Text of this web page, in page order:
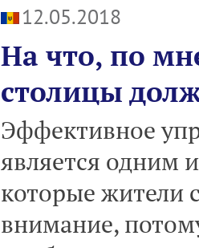
12.05.2018
На что, по
столицы
Эффективное
является одним
которые жители
внимание,